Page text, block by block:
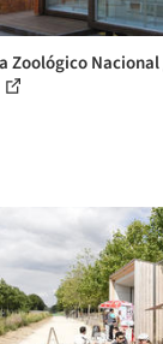
Zoológico